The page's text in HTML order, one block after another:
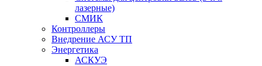
лазерные)
СМИК
Контроллеры
Внедрение АСУ ТП
Энергетика
АСКУЭ